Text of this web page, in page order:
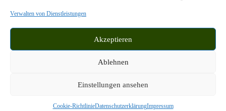
Verwalten von Dienstleistungen
Akzeptieren
Ablehnen
Einstellungen ansehen
Cookie-RichtlinieDatenschutzerklärungImpressum